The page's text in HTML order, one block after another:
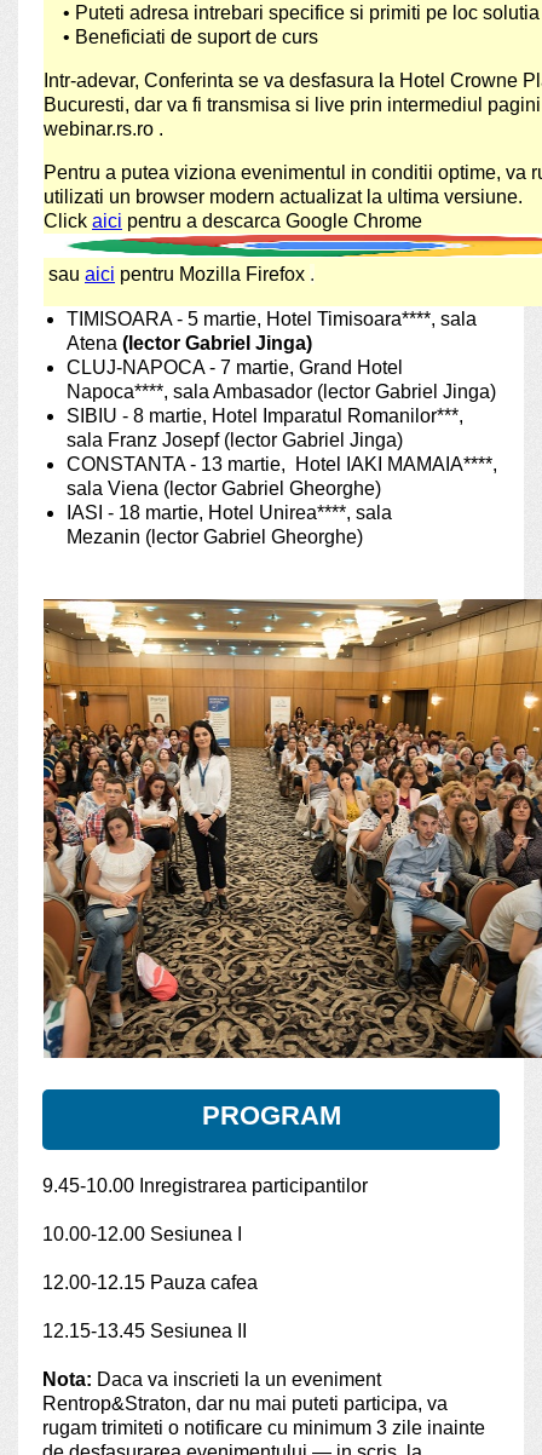
• Puteti adresa intrebari specifice si primiti pe loc solutia
• Beneficiati de suport de curs
Intr-adevar, Conferinta se va desfasura la Hotel Crowne
Bucuresti, dar va fi transmisa si live prin intermediul
webinar.rs.ro .
Pentru a putea viziona evenimentul in conditii optime, va
utilizati un browser modern actualizat la ultima versiune.
Click aici pentru a descarca Google Chrome
sau aici pentru Mozilla Firefox .
TIMISOARA - 5 martie, Hotel Timisoara****, sala
Atena (lector Gabriel Jinga)
CLUJ-NAPOCA - 7 martie, Grand Hotel
Napoca****, sala Ambasador (lector Gabriel Jinga)
SIBIU - 8 martie, Hotel Imparatul Romanilor***,
sala Franz Josepf (lector Gabriel Jinga)
CONSTANTA - 13 martie, Hotel IAKI MAMAIA****,
sala Viena (lector Gabriel Gheorghe)
IASI - 18 martie, Hotel Unirea****, sala
Mezanin (lector Gabriel Gheorghe)
PROGRAM
9.45-10.00 Inregistrarea participantilor
10.00-12.00 Sesiunea I
12.00-12.15 Pauza cafea
12.15-13.45 Sesiunea II
Nota: Daca va inscrieti la un eveniment
Rentrop&Straton, dar nu mai puteti participa, va
rugam trimiteti o notificare cu minimum 3 zile inainte